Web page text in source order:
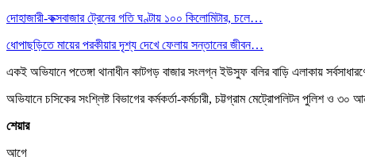
দোহাজারী-কক্সবাজার ট্রেনের গতি ঘণ্টায় ১০০ কিলোমিটার, চলে…
ধোপাছড়িতে মায়ের পরকীয়ার দৃশ্য দেখে ফেলায় সন্তানের জীবন…
একই অভিযানে পতেঙ্গা থানাধীন কাটগড় বাজার সংলগ্ন ইউসুফ বলির বাড়ি এলাকায়
অভিযানে চসিকের সংশ্লিষ্ট বিভাগের কর্মকর্তা-কর্মচারী, চট্টগ্রাম মেট্রোপলিটন পুলিশ ও ৩০
শেয়ার
আগে